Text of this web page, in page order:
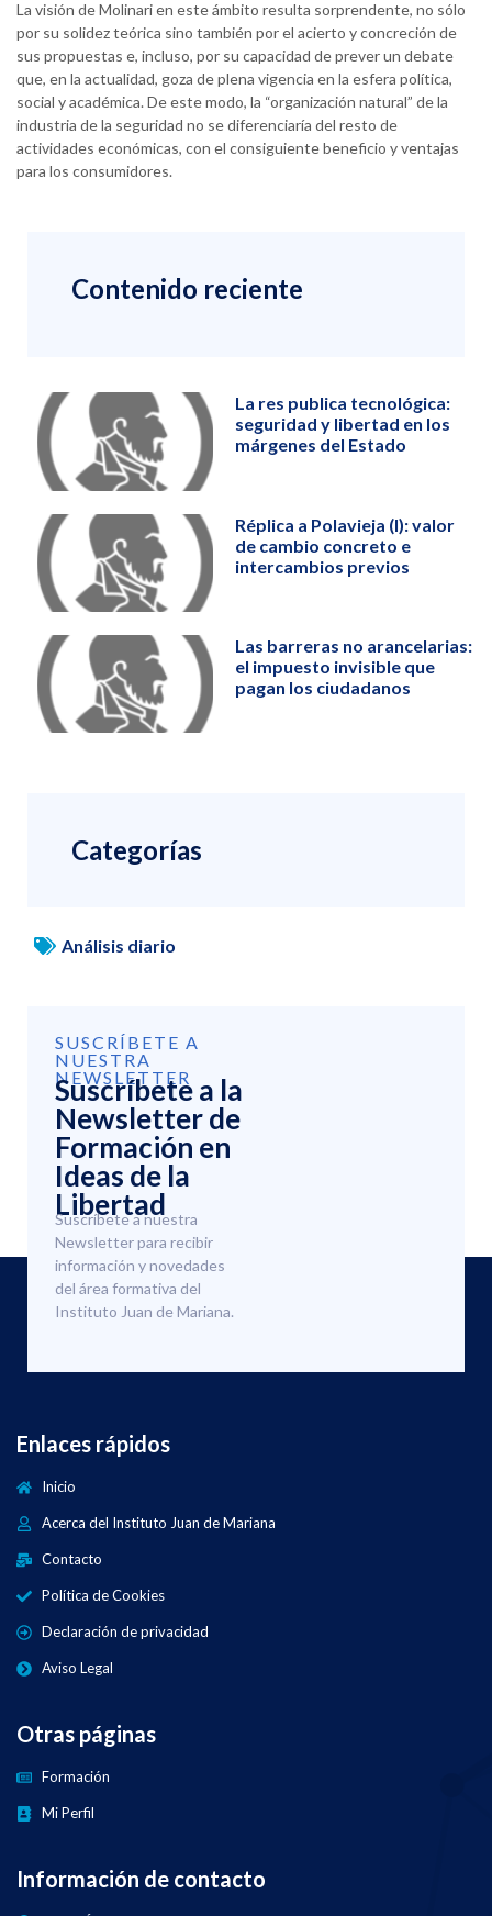
La visión de Molinari en este ámbito resulta sorprendente, no sólo
por su solidez teórica sino también por el acierto y concreción de
sus propuestas e, incluso, por su capacidad de prever un debate
que, en la actualidad, goza de plena vigencia en la esfera política,
social y académica. De este modo, la “organización natural” de la
industria de la seguridad no se diferenciaría del resto de
actividades económicas, con el consiguiente beneficio y ventajas
para los consumidores.
Contenido reciente
La res publica tecnológica:
seguridad y libertad en los
márgenes del Estado
Réplica a Polavieja (I): valor
de cambio concreto e
intercambios previos
Las barreras no arancelarias:
el impuesto invisible que
pagan los ciudadanos
Categorías
Análisis diario
SUSCRÍBETE A
NUESTRA
NEWSLETTER
Suscríbete a la
Newsletter de
Formación en
Ideas de la
Libertad
Suscríbete a nuestra
Newsletter para recibir
información y novedades
del área formativa del
Instituto Juan de Mariana.
Enlaces rápidos
Inicio
Acerca del Instituto Juan de Mariana
Contacto
Política de Cookies
Declaración de privacidad
Aviso Legal
Otras páginas
Formación
Mi Perfil
Información de contacto